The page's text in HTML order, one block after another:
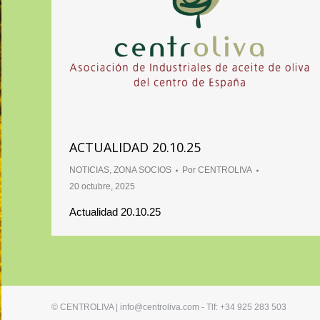
ACTUALIDAD 20.10.25
NOTICIAS, ZONA SOCIOS Por CENTROLIVA
20 octubre, 2025
Actualidad 20.10.25
© CENTROLIVA | info@centroliva.com - Tlf: +34 925 283 503